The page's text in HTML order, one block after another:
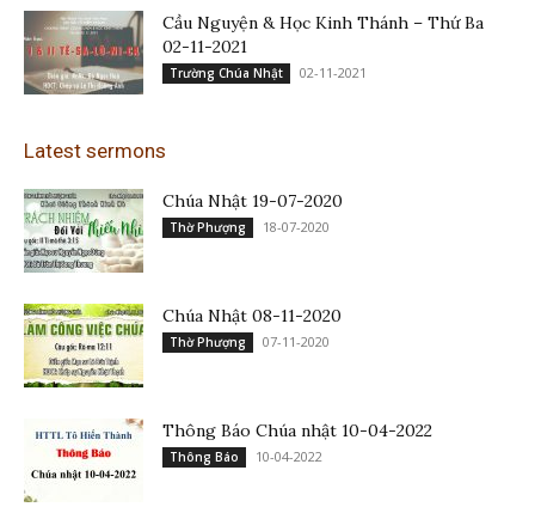
Cầu Nguyện & Học Kinh Thánh – Thứ Ba
02-11-2021
Trường Chúa Nhật 02-11-2021
Latest sermons
Chúa Nhật 19-07-2020
Thờ Phượng 18-07-2020
Chúa Nhật 08-11-2020
Thờ Phượng 07-11-2020
Thông Báo Chúa nhật 10-04-2022
Thông Báo 10-04-2022